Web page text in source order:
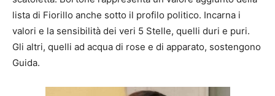
lista di Fiorillo anche sotto il profilo politico. Incarna i
valori e la sensibilità dei veri 5 Stelle, quelli duri e puri.
Gli altri, quelli ad acqua di rose e di apparato, sostengono
Guida.